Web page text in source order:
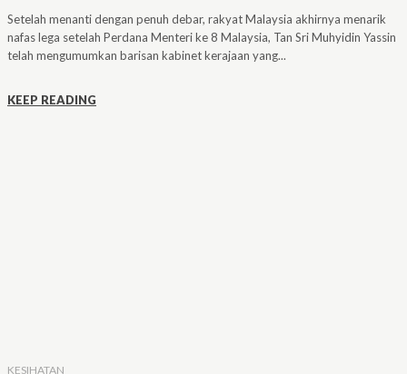
Setelah menanti dengan penuh debar, rakyat Malaysia akhirnya menarik
nafas lega setelah Perdana Menteri ke 8 Malaysia, Tan Sri Muhyidin Yassin
telah mengumumkan barisan kabinet kerajaan yang...
KEEP READING
KESIHATAN